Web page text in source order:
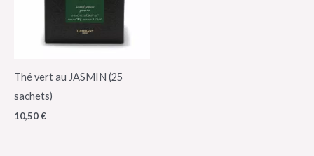
Thé vert au JASMIN (25
sachets)
10,50€